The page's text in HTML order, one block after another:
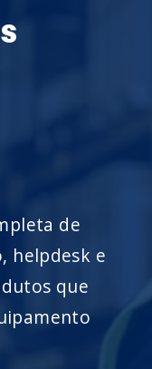
de
helpdesk e
que